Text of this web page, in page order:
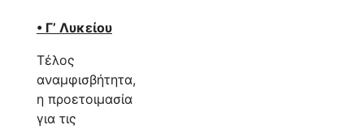
• Γ’ Λυκείου
Τέλος
αναμφισβήτητα,
η προετοιμασία
για τις